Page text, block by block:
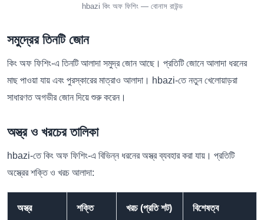
hbazi কিং অফ ফিশিং — বোনাস রাউন্ড
সমুদ্রের তিনটি জোন
কিং অফ ফিশিং-এ তিনটি আলাদা সমুদ্র জোন আছে। প্রতিটি জোনে আলাদা ধরনের
মাছ পাওয়া যায় এবং পুরস্কারের মাত্রাও আলাদা। hbazi-তে নতুন খেলোয়াড়রা
সাধারণত অগভীর জোন দিয়ে শুরু করেন।
অস্ত্র ও খরচের তালিকা
hbazi-তে কিং অফ ফিশিং-এ বিভিন্ন ধরনের অস্ত্র ব্যবহার করা যায়। প্রতিটি
অস্ত্রের শক্তি ও খরচ আলাদা:
অস্ত্র শক্তি খরচ (প্রতি শট) বিশেষত্ব